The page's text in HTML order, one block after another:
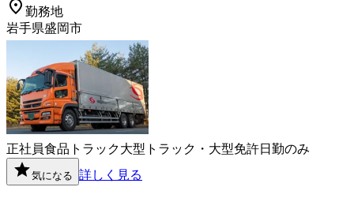
勤務地
岩手県盛岡市
正社員食品 トラック大型トラック・大型免許日勤のみ
気になる 詳しく見る